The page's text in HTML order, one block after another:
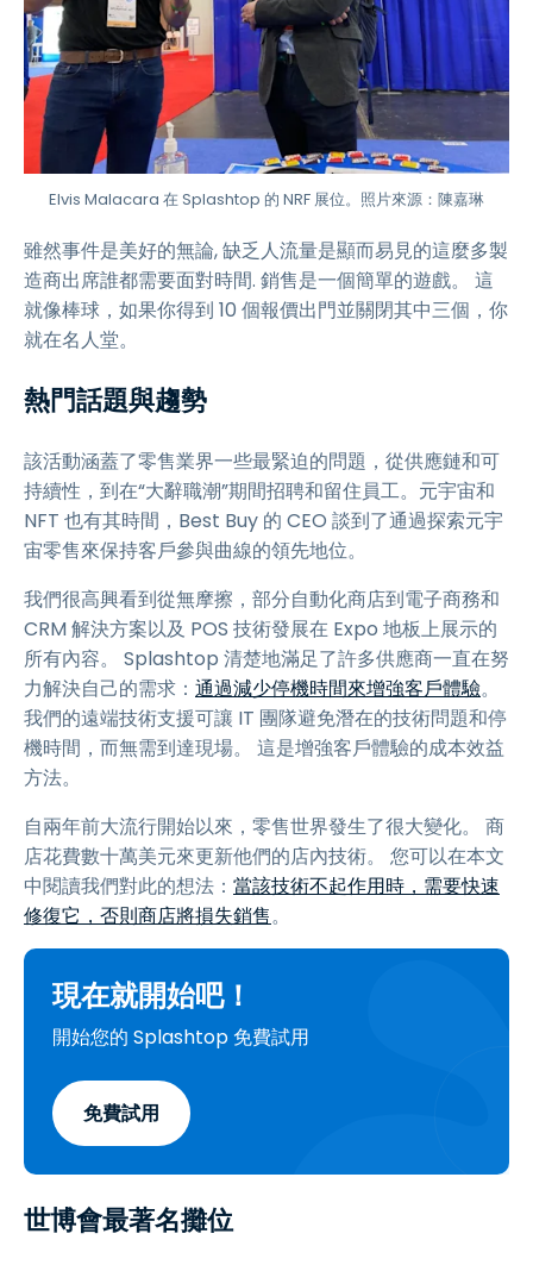
Elvis Malacara 在 Splashtop 的 NRF 展位。照片來源：陳嘉琳
雖然事件是美好的無論, 缺乏人流量是顯而易見的這麼多製
造商出席誰都需要面對時間. 銷售是一個簡單的遊戲。 這
就像棒球，如果你得到 10 個報價出門並關閉其中三個，你
就在名人堂。
熱門話題與趨勢
該活動涵蓋了零售業界一些最緊迫的問題，從供應鏈和可
持續性，到在“大辭職潮”期間招聘和留住員工。元宇宙和
NFT 也有其時間，Best Buy 的 CEO 談到了通過探索元宇
宙零售來保持客戶參與曲線的領先地位。
我們很高興看到從無摩擦，部分自動化商店到電子商務和
CRM 解決方案以及 POS 技術發展在 Expo 地板上展示的
所有內容。 Splashtop 清楚地滿足了許多供應商一直在努
力解決自己的需求： 通過減少停機時間來增強客戶體驗。
我們的遠端技術支援可讓 IT 團隊避免潛在的技術問題和停
機時間，而無需到達現場。 這是增強客戶體驗的成本效益
方法。
自兩年前大流行開始以來，零售世界發生了很大變化。 商
店花費數十萬美元來更新他們的店內技術。 您可以在本文
中閱讀我們對此的想法： 當該技術不起作用時，需要快速
修復它，否則商店將損失銷售。
現在就開始吧！
開始您的 Splashtop 免費試用
免費試用
世博會最著名攤位